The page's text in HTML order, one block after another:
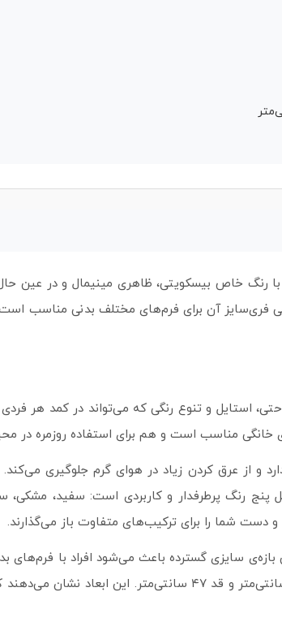
خاص بیسکویتی، ظاهری مینیمال و در عین حال
آن برای فرم‌های مختلف بدنی مناسب است.
استایل و تنوع رنگی که می‌تواند در کمد هر
مناسب است و هم برای استفاده روزمره در
و از عرق کردن زیاد در هوای گرم جلوگیری
رنگ پرطرفدار و کاربردی است: سفید، مشکی،
شما را برای ترکیب‌های متفاوت باز می‌گذارند.
برای افرادی با سایز ۳۶ تا ۴۴ است. این بازه‌ی سایزی گسترده باعث
این ست دارای مشخصات دقیق زیر است: دور ران ۶۰ سانتی‌متر، دور باسن ۱۰۶